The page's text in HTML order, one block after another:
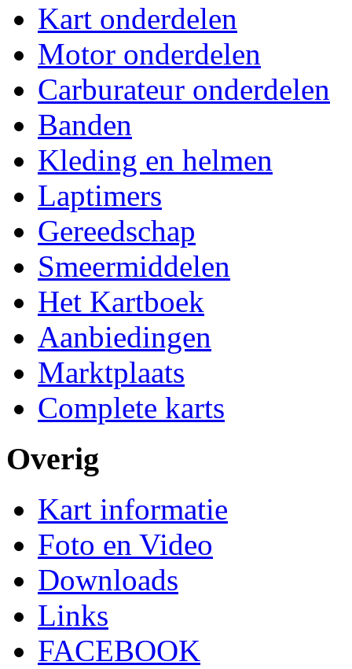
Kart onderdelen
Motor onderdelen
Carburateur onderdelen
Banden
Kleding en helmen
Laptimers
Gereedschap
Smeermiddelen
Het Kartboek
Aanbiedingen
Marktplaats
Complete karts
Overig
Kart informatie
Foto en Video
Downloads
Links
FACEBOOK